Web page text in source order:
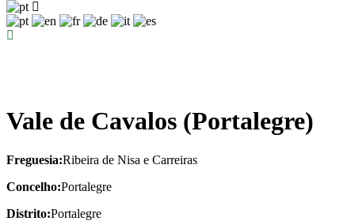
Vale de Cavalos (Portalegre)
Freguesia:Ribeira de Nisa e Carreiras
Concelho:Portalegre
Distrito:Portalegre